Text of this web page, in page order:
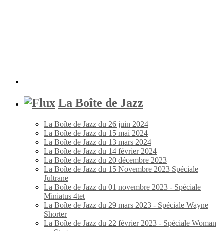
La Boîte de Jazz
La Boîte de Jazz du 26 juin 2024
La Boîte de Jazz du 15 mai 2024
La Boîte de Jazz du 13 mars 2024
La Boîte de Jazz du 14 février 2024
La Boîte de Jazz du 20 décembre 2023
La Boîte de Jazz du 15 Novembre 2023 Spéciale
Jultrane
La Boîte de Jazz du 01 novembre 2023 - Spéciale
Miniatus 4tet
La Boîte de Jazz du 29 mars 2023 - Spéciale Wayne
Shorter
La Boîte de Jazz du 22 février 2023 - Spéciale Woman